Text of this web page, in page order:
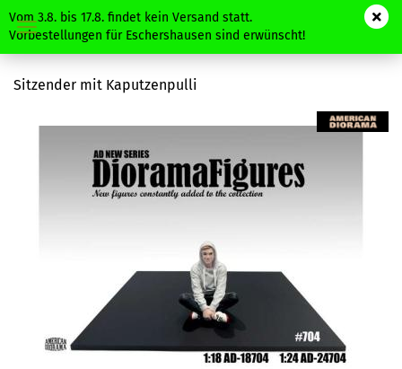
Vom 3.8. bis 17.8. findet kein Versand statt.
Vorbestellungen für Eschershausen sind erwünscht!
Sitzender mit Kaputzenpulli